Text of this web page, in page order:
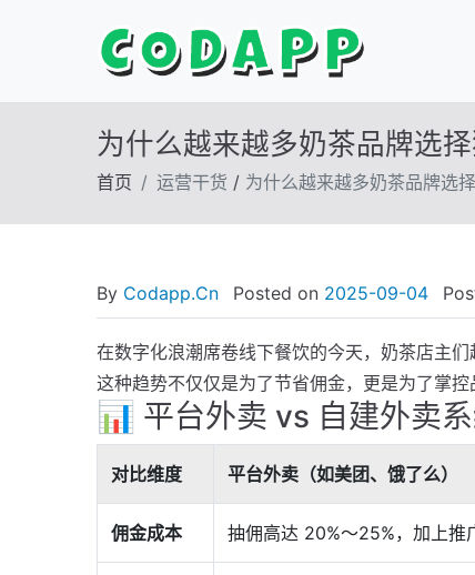
为什么越来越多奶茶品牌选择
首页 运营干货 / 为什么越来越多奶茶品牌选
By Codapp.Cn Posted on 2025-09-04
在数字化浪潮席卷线下餐饮的今天，奶茶店主们
这种趋势不仅仅是为了节省佣金，更是为了掌
📊 平台外卖 vs 自建外卖
对比维度 平台外卖（如美团、饿了么）
佣金成本 抽佣高达 20%～25%，加上推